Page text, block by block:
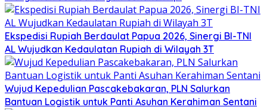
Ekspedisi Rupiah Berdaulat Papua 2026, Sinergi BI-TNI
AL Wujudkan Kedaulatan Rupiah di Wilayah 3T
Wujud Kepedulian Pascakebakaran, PLN Salurkan
Bantuan Logistik untuk Panti Asuhan Kerahiman Sentani